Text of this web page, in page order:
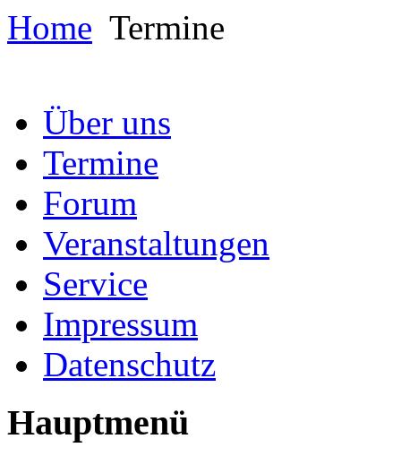
Home Termine
Über uns
Termine
Forum
Veranstaltungen
Service
Impressum
Datenschutz
Hauptmenü